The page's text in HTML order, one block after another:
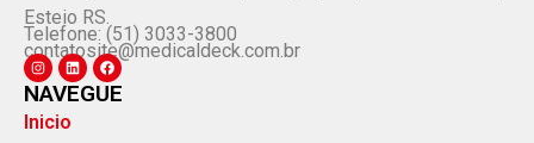
Esteio RS.
Telefone: (51) 3033-3800
contatosite@medicaldeck.com.br
NAVEGUE
Inicio